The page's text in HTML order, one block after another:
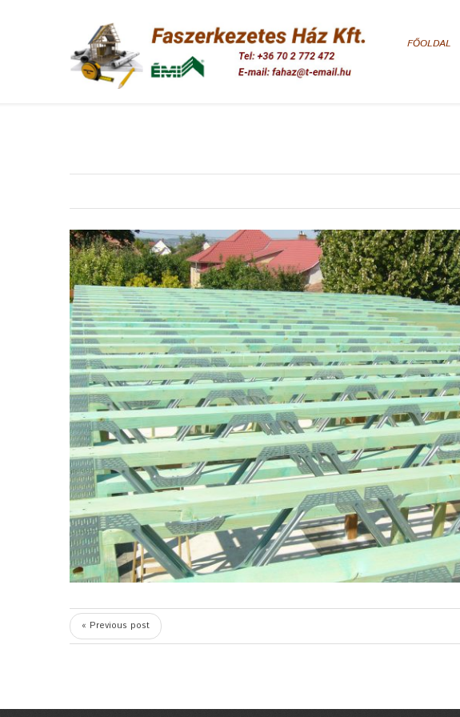
FŐOLDAL
« Previous post